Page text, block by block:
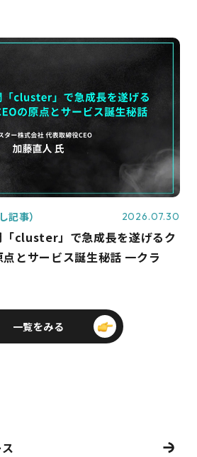
事） 2026.07.30
「cluster」で急成長を遂げるク
とサービス誕生秘話 一クラ
一覧をみる